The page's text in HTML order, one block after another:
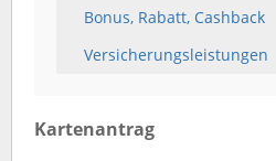
Bonus, Rabatt, Cashback
Versicherungsleistungen
Kartenantrag